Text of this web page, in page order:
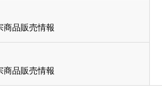
品販売情報
品販売情報